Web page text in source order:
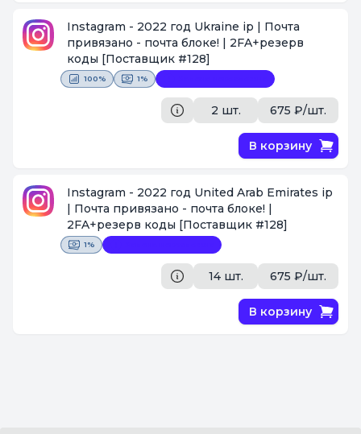
Instagram - 2022 год Ukraine ip | Почта
привязано - почта блоке! | 2FA+резерв
коды [Поставщик #128]
100% 1%
2 шт. 675 ₽/шт.
В корзину
Instagram - 2022 год United Arab Emirates ip
| Почта привязано - почта блоке! |
2FA+резерв коды [Поставщик #128]
1%
14 шт. 675 ₽/шт.
В корзину